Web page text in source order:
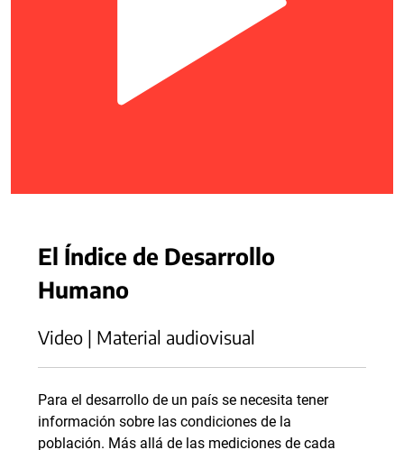
El Índice de Desarrollo
Humano
Video | Material audiovisual
Para el desarrollo de un país se necesita tener
información sobre las condiciones de la
población. Más allá de las mediciones de cada